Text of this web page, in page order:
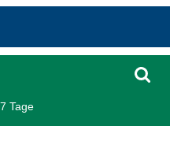
Tage